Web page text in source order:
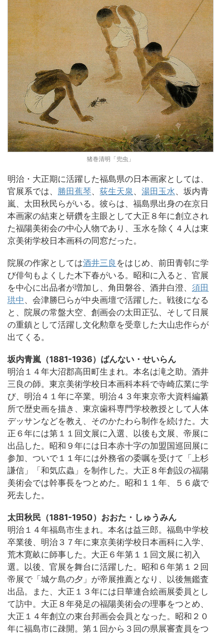
猪巻清明「兜虫」
明治・大正期に活躍した福島県の日本画家としては、
官展系では、 勝田蕉琴、 荻生天泉 、 湯田玉水、坂内青
嵐、太田秋民らがいる。彼らは、福島県出身の在京日
本画家の結束と研鑽を主眼として大正８年に創立され
た福陽美術会の中心人物であり、玉水を除く４人は東
京美術学校日本画科の同窓だった。
院展の作家としては酒井三良 をはじめ、前田青邨に学
び俳句もよくした木下春がいる。昭和に入ると、官展
を中心に出品者が増加し、角田磐谷、酒井白澄、 須田
珙中 、会津勝巳らが中央画壇で活躍した。戦後になる
と、院展の常盤大空、創画会の太田正弘、そして日展
の重鎮として活躍し文化勲章を受章した大山忠作らが
出てくる。
坂内青嵐（1881-1936）ばんない・せいらん
明治１４年大沼郡高田町生まれ。本名は滝之助。酒井
三良の師。東京美術学校日本画科本科で寺崎広業に学
び、明治４１年に卒業。明治４３年東京帝大資料編纂
所で歴史画を描き、東京歯科専門学校教授として人体
デッサンなどを教え、そのかたわら制作を続けた。大
正６年には第１１回文展に入選、以後も文展、帝展に
出品した。昭和９年には日本赤十字の加盟国巡回展に
参加、ついで１１年には外務省の委嘱を受けて「上杉
謙信」「和気広蟲」を制作した。大正８年創設の福陽
美術会では幹事長をつとめた。昭和１１年、５６歳で
死去した。
太田秋民（1881-1950）おおた・しゅうみん
明治１４年福島市生まれ。本名は益三郎。福島中学校
卒業後、明治３７年に東京美術学校日本画科に入学、
荒木寛畝に師事した。大正６年第１１回文展に初入
選。以後、官展を舞台に活躍した。昭和６年第１２回
帝展で「城ケ島の夕」が帝展推薦となり、以後無鑑査
出品。また、大正１３年には日華連合絵画展委員とし
て訪中。大正８年発足の福陽美術会の理事をつとめ、
大正１４年創立の東台邦画会会員となった。昭和２０
年に福島市に疎開。第１回から３回の県展審査員をつ